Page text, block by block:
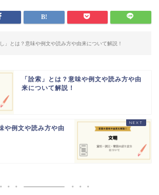
し」とは？意味や例文や読み方や由来について解説！
「詮索」とは？意味や例文や読み方や由
来について解説！
や例文や読み方や由